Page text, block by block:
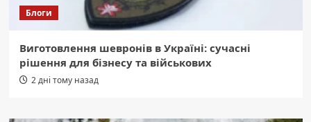
Блоги
Виготовлення шевронів в Україні: сучасні
рішення для бізнесу та військових
2 дні тому назад